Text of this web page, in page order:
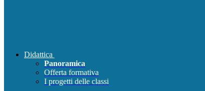
Didattica
Panoramica
Offerta formativa
I progetti delle classi